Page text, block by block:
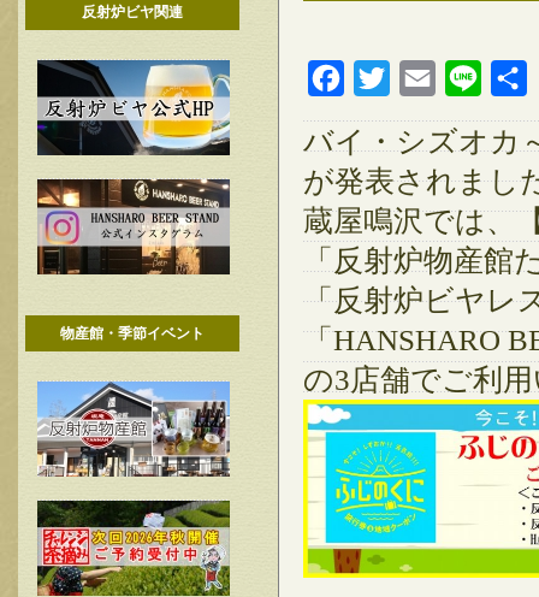
反射炉ビヤ関連
物産館・季節イベント
FacebookTwitter Email Line
バイ・シズオカ
が発表されまし
蔵屋鳴沢では、
「反射炉物産館
「反射炉ビヤレ
「HANSHARO
の3店舗でご利